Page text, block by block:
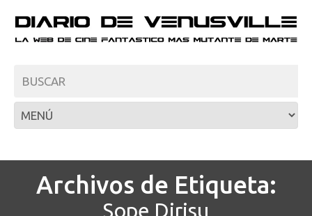
Archivos de Etiqueta:
Sope Dirisu